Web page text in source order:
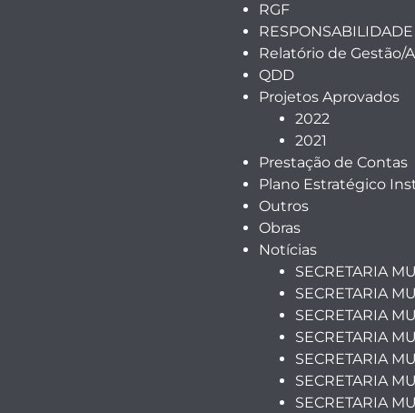
RGF
Relatório de Gestão/
QDD
Projetos Aprovados
2022
2021
Prestação de Contas
Plano Estratégico
Outros
Obras
Notícias
SECRETARIA
SECRETARIA
SECRETARIA
SECRETARIA
SECRETARIA
SECRETARIA
SECRETARIA